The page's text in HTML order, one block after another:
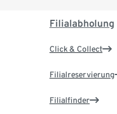
Filialabholung
Click & Collect
Filialreservierung
Filialfinder